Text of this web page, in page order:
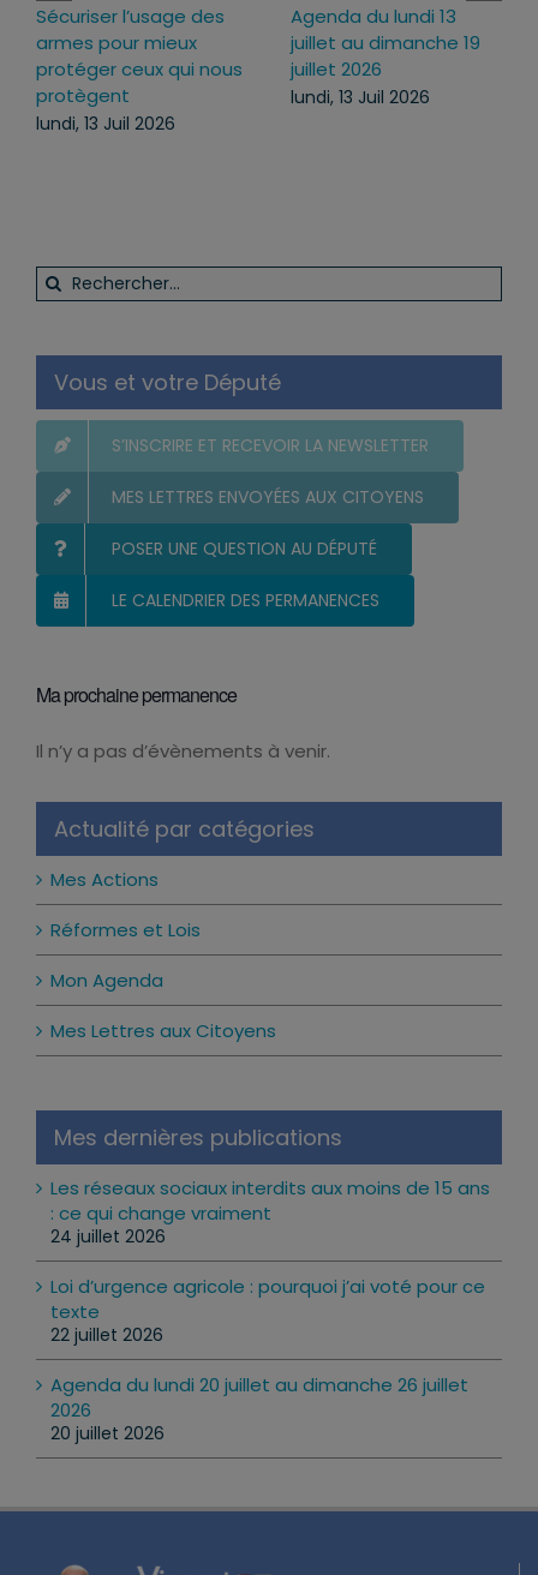
Sécuriser l’usage des
armes pour mieux
protéger ceux qui nous
protègent
lundi, 13 Juil 2026
Agenda du lundi 13
juillet au dimanche 19
juillet 2026
lundi, 13 Juil 2026
Rechercher:
Vous et votre Député
S’INSCRIRE ET RECEVOIR LA NEWSLETTER
MES LETTRES ENVOYÉES AUX CITOYENS
POSER UNE QUESTION AU DÉPUTÉ
LE CALENDRIER DES PERMANENCES
Ma prochaine permanence
Notice
Il n’y a pas d’évènements à venir.
Actualité par catégories
Mes Actions
Réformes et Lois
Mon Agenda
Mes Lettres aux Citoyens
Mes dernières publications
Les réseaux sociaux interdits aux moins de 15 ans
: ce qui change vraiment
24 juillet 2026
Loi d’urgence agricole : pourquoi j’ai voté pour ce
texte
22 juillet 2026
Agenda du lundi 20 juillet au dimanche 26 juillet
2026
20 juillet 2026